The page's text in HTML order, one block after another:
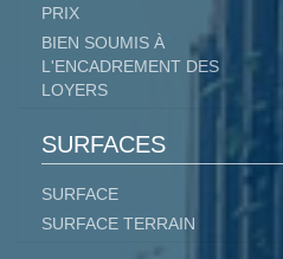
PRIX
BIEN SOUMIS À
L'ENCADREMENT DES
LOYERS
SURFACES
SURFACE
SURFACE TERRAIN